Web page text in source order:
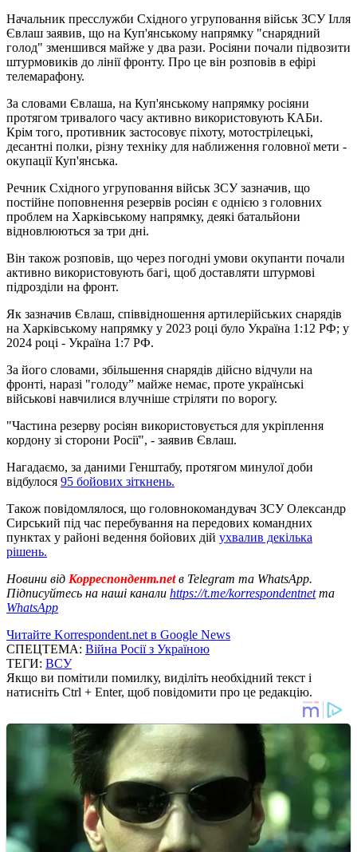
Начальник пресслужби Східного угруповання військ ЗСУ Ілля
Євлаш заявив, що на Куп'янському напрямку "снарядний
голод" зменшився майже у два рази. Росіяни почали підвозити
штурмовиків до лінії фронту. Про це він розповів в ефірі
телемарафону.
За словами Євлаша, на Куп'янському напрямку росіяни
протягом тривалого часу активно використовують КАБи.
Крім того, противник застосовує піхоту, мотострілецькі,
десантні полки, різну техніку для наближення головної мети -
окупації Куп'янська.
Речник Східного угруповання військ ЗСУ зазначив, що
постійне поповнення резервів росіян є однією з головних
проблем на Харківському напрямку, деякі батальйони
відновлюються за три дні.
Він також розповів, що через погодні умови окупанти почали
активно використовують багі, щоб доставляти штурмові
підрозділи на фронт.
Як зазначив Євлаш, співвідношення артилерійських снарядів
на Харківському напрямку у 2023 році було Україна 1:12 РФ; у
2024 році - Україна 1:7 РФ.
За його словами, збільшення снарядів дійсно відчули на
фронті, наразі "голоду” майже немає, проте українські
військові навчилися влучніше стріляти по ворогу.
"Частина резерву росіян використовується для укріплення
кордону зі сторони Росії", - заявив Євлаш.
Нагадаємо, за даними Генштабу, протягом минулої доби
відбулося 95 бойових зіткнень.
Також повідомлялося, що головнокомандувач ЗСУ Олександр
Сирський під час перебування на передових командних
пунктах у районі ведення бойових дій ухвалив декілька
рішень.
Новини від Корреспондент.netв Telegram та WhatsApp.
Підписуйтесь на наші канали https://t.me/korrespondentnetта
WhatsApp
Читайте Korrespondent.net в Google News
СПЕЦТЕМА: Війна Росії з Україною
ТЕГИ: ВСУ
Якщо ви помітили помилку, виділіть необхідний текст і
натисніть Ctrl + Enter, щоб повідомити про це редакцію.